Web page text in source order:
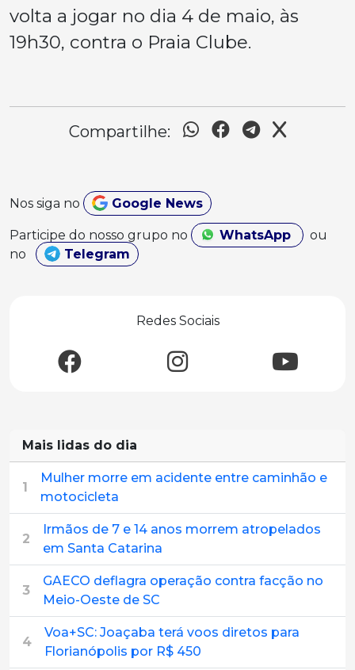
volta a jogar no dia 4 de maio, às
19h30, contra o Praia Clube.
Compartilhe:
Nos siga no Google News
Participe do nosso grupo no WhatsApp
ou
no
Telegram
Redes Sociais
Mais lidas do dia
1
Mulher morre em acidente entre caminhão e
motocicleta
2
Irmãos de 7 e 14 anos morrem atropelados
em Santa Catarina
3
GAECO deflagra operação contra facção no
Meio-Oeste de SC
4
Voa+SC: Joaçaba terá voos diretos para
Florianópolis por R$ 450